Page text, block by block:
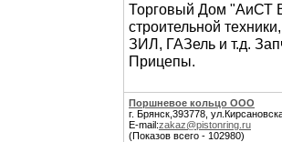
Торговый Дом "АиСТ
строительной
ЗИЛ, ГАЗель и т.д.
Прицепы.
Поршневое кольцо ООО
г. Брянск,393778,
E-mail:zakaz@pistonring.ru
(Показов всего - 102980)